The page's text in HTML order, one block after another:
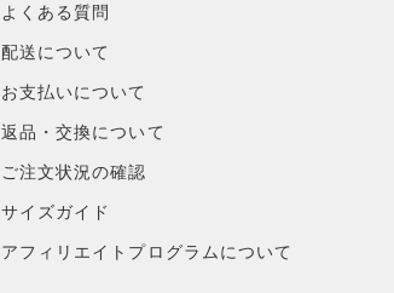
よくある質問
配送について
お支払いについて
返品・交換について
ご注文状況の確認
サイズガイド
アフィリエイトプログラムについて